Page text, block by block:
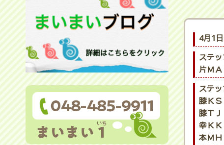
4月1日
ステ
片Ｍ
ステ
膝Ｋ
膝Ｔ
幸Ｋ
本Ｍ